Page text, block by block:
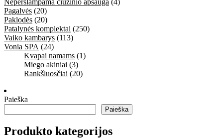
Neperšlampama čiužinio apsauga (4)
Pagalvės (20)
Paklodės (20)
Patalynės komplektai (250)
Vaiko kambarys (113)
Vonia SPA (24)
Kvapai namams (1)
Miego akiniai (3)
Rankšluosčiai (20)
Paieška
Paieška
Produkto kategorijos